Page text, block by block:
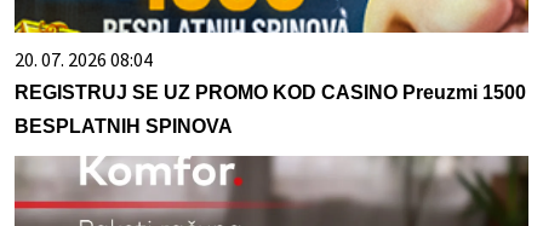
20. 07. 2026 08:04
REGISTRUJ SE UZ PROMO KOD CASINO Preuzmi 1500
BESPLATNIH SPINOVA